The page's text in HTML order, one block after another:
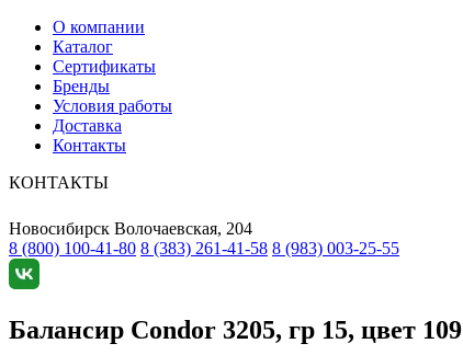
О компании
Каталог
Сертификаты
Бренды
Условия работы
Доставка
Контакты
КОНТАКТЫ
Новосибирск Волочаевская, 204
8 (800) 100-41-80 8 (383) 261-41-58 8 (983) 003-25-55
Балансир Condor 3205, гр 15, цвет 109